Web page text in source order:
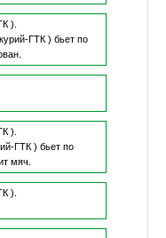
).
ГТК ) бьет по
).
ГТК ) бьет по
мяч.
).